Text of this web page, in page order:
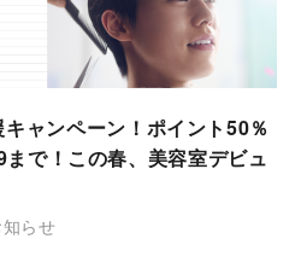
ャンペーン！ポイント50％
で！この春、美容室デビュ
らせ